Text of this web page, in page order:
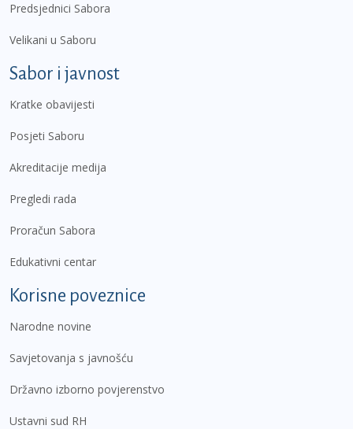
Predsjednici Sabora
Velikani u Saboru
Sabor i javnost
Kratke obavijesti
Posjeti Saboru
Akreditacije medija
Pregledi rada
Proračun Sabora
Edukativni centar
Korisne poveznice
Narodne novine
Savjetovanja s javnošću
Državno izborno povjerenstvo
Ustavni sud RH